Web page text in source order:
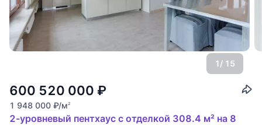
1/ 15
600 520 000 ₽
1 948 000 ₽/м2
2-уровневый пентхаус с отделкой 308.4 м² на 8